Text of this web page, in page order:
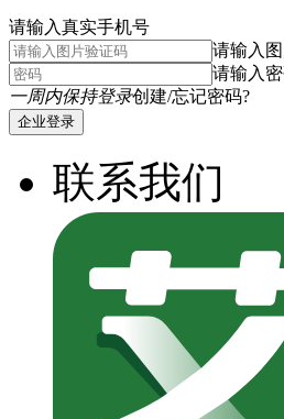
请输入真实手机号
请输入
请输入
一周内保持登录创建/忘记密码?
企业登录
联系我们